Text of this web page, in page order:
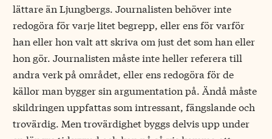
lättare än Ljungbergs. Journalisten behöver inte
redogöra för varje litet begrepp, eller ens för varför
han eller hon valt att skriva om just det som han eller
hon gör. Journalisten måste inte heller referera till
andra verk på området, eller ens redogöra för de
källor man bygger sin argumentation på. Ändå måste
skildringen uppfattas som intressant, fängslande och
trovärdig. Men trovärdighet byggs delvis upp under